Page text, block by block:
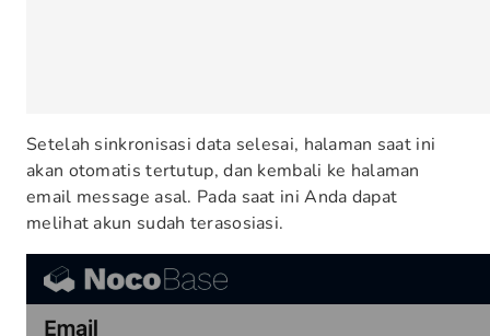
Setelah sinkronisasi data selesai, halaman saat ini
akan otomatis tertutup, dan kembali ke halaman
email message asal. Pada saat ini Anda dapat
melihat akun sudah terasosiasi.